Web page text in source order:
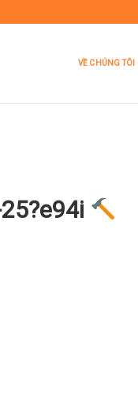
VỀ CHÚNG TÔI